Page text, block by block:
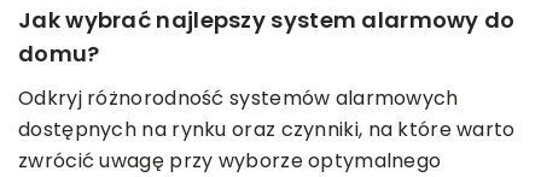
Jak wybrać najlepszy system alarmowy do
domu?
Odkryj różnorodność systemów alarmowych
dostępnych na rynku oraz czynniki, na które warto
zwrócić uwagę przy wyborze optymalnego